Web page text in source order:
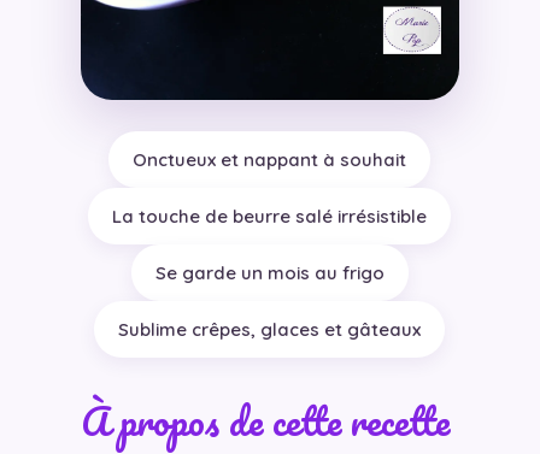
Onctueux et nappant à souhait
La touche de beurre salé irrésistible
Se garde un mois au frigo
Sublime crêpes, glaces et gâteaux
À propos de cette recette